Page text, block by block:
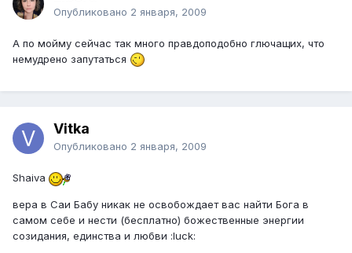
Опубликовано 2 января, 2009
А по мойму сейчас так много правдоподобно глючащих, что
немудрено запутаться
Vitka
Опубликовано 2 января, 2009
Shaiva
вера в Саи Бабу никак не освобождает вас найти Бога в
самом себе и нести (бесплатно) божественные энергии
созидания, единства и любви :luck: